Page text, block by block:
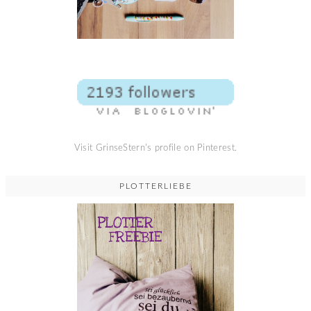
Visit GrinseStern's profile on Pinterest.
PLOTTERLIEBE